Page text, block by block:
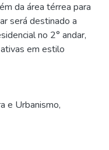
da área térrea para
será destinado a
no 2° andar,
em estilo
e Urbanismo,